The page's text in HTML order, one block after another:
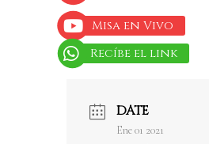
Misa en Vivo
Recíbe el link
DATE
Ene 01 2021